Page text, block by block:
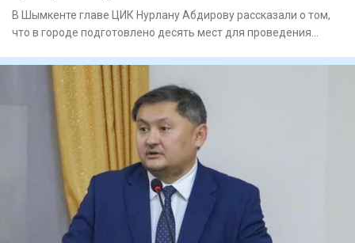
В Шымкенте главе ЦИК Нурлану Абдирову рассказали о том,
что в городе подготовлено десять мест для проведения